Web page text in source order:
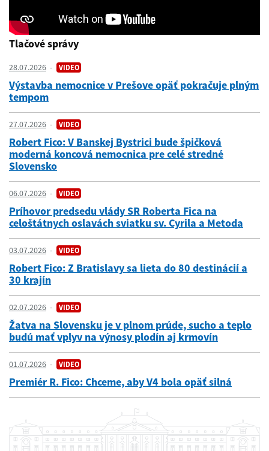
Tlačové správy
28.07.2026 VIDEO
Výstavba nemocnice v Prešove opäť pokračuje plným
tempom
27.07.2026 VIDEO
Robert Fico: V Banskej Bystrici bude špičková
moderná koncová nemocnica pre celé stredné
Slovensko
06.07.2026 VIDEO
Príhovor predsedu vlády SR Roberta Fica na
celoštátnych oslavách sviatku sv. Cyrila a Metoda
03.07.2026 VIDEO
Robert Fico: Z Bratislavy sa lieta do 80 destinácií a
30 krajín
02.07.2026 VIDEO
Žatva na Slovensku je v plnom prúde, sucho a teplo
budú mať vplyv na výnosy plodín aj krmovín
01.07.2026 VIDEO
Premiér R. Fico: Chceme, aby V4 bola opäť silná